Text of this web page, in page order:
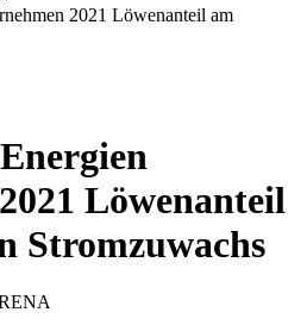
Löwenanteil
Stromzuwachs